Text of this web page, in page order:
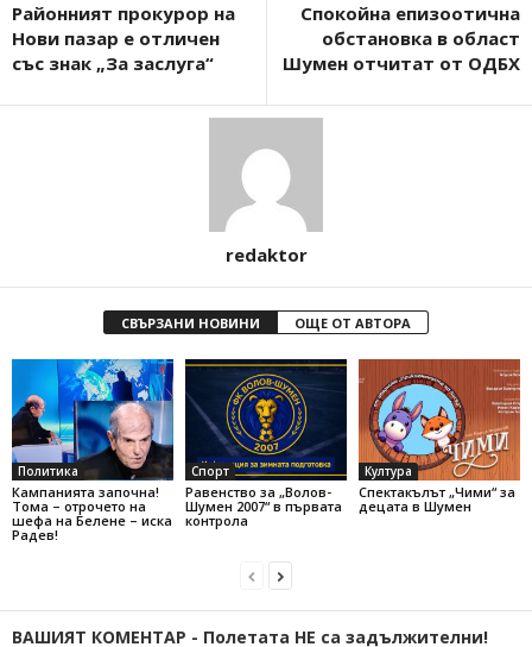
Районният прокурор на
Нови пазар е отличен
със знак „За заслуга“
Спокойна епизоотична
обстановка в област
Шумен отчитат от ОДБХ
redaktor
СВЪРЗАНИ НОВИНИ ОЩЕ ОТ АВТОРА
Политика
Кампанията започна!
Тома – отрочето на
шефа на Белене – иска
Радев!
Спорт
Равенство за „Волов-
Шумен 2007“ в първата
контрола
Култура
Спектакълът „Чими“ за
децата в Шумен
ВАШИЯТ КОМЕНТАР - Полетата НЕ са задължителни!